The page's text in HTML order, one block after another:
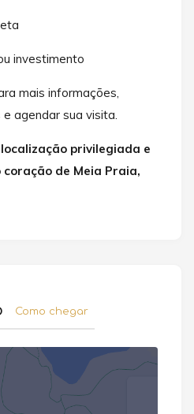
investimento
mais informações,
agendar sua visita.
privilegiada e
de Meia Praia,
Como chegar